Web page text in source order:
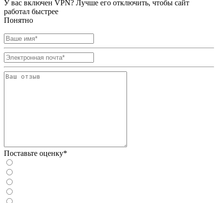
У вас включен VPN? Лучше его отключить, чтобы сайт
работал быстрее
Понятно
Поставьте оценку*